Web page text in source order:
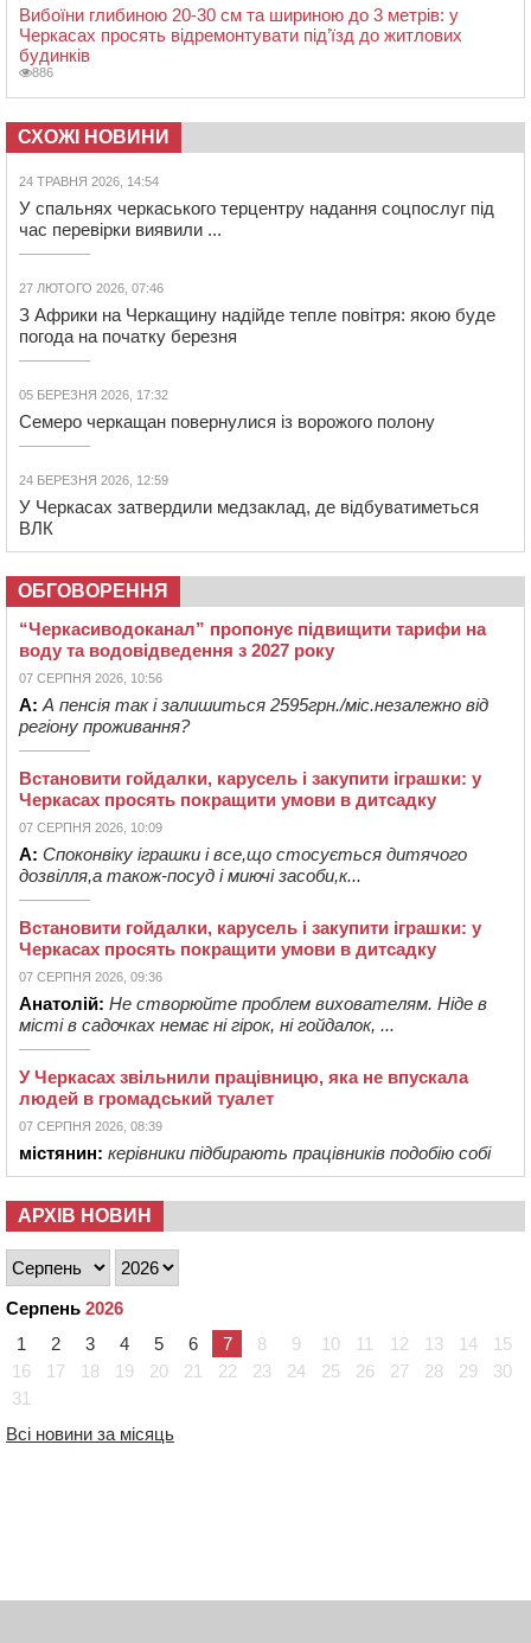
Вибоїни глибиною 20-30 см та шириною до 3 метрів: у
Черкасах просять відремонтувати під’їзд до житлових
будинків
886
СХОЖІ НОВИНИ
24 ТРАВНЯ 2026, 14:54
У спальнях черкаського терцентру надання соцпослуг під
час перевірки виявили ...
27 ЛЮТОГО 2026, 07:46
З Африки на Черкащину надійде тепле повітря: якою буде
погода на початку березня
05 БЕРЕЗНЯ 2026, 17:32
Семеро черкащан повернулися із ворожого полону
24 БЕРЕЗНЯ 2026, 12:59
У Черкасах затвердили медзаклад, де відбуватиметься
ВЛК
ОБГОВОРЕННЯ
“Черкасиводоканал” пропонує підвищити тарифи на
воду та водовідведення з 2027 року
07 СЕРПНЯ 2026, 10:56
А: А пенсія так і залишиться 2595грн./міс.незалежно від
регіону проживання?
Встановити гойдалки, карусель і закупити іграшки: у
Черкасах просять покращити умови в дитсадку
07 СЕРПНЯ 2026, 10:09
А: Споконвіку іграшки і все,що стосується дитячого
дозвілля,а також-посуд і миючі засоби,к...
Встановити гойдалки, карусель і закупити іграшки: у
Черкасах просять покращити умови в дитсадку
07 СЕРПНЯ 2026, 09:36
Анатолій: Не створюйте проблем вихователям. Ніде в
місті в садочках немає ні гірок, ні гойдалок, ...
У Черкасах звільнили працівницю, яка не впускала
людей в громадський туалет
07 СЕРПНЯ 2026, 08:39
містянин: керівники підбирають працівників подобію собі
АРХІВ НОВИН
Серпень 2026
1
2 3 4 5 6 7 8 9 10 11 12 13 14
15
16
17 18 19 20 21 22 23 24 25 26 27 28 29
30
31
Всі новини за місяць